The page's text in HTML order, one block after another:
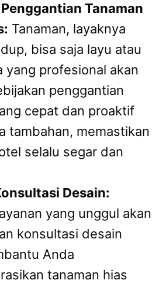
Tanaman
Tanaman, layaknya
bisa saja layu atau
yang profesional akan
penggantian
cepat dan proaktif
tambahan, memastikan
selalu segar dan
Desain:
yang unggul akan
konsultasi desain
Anda
tanaman hias